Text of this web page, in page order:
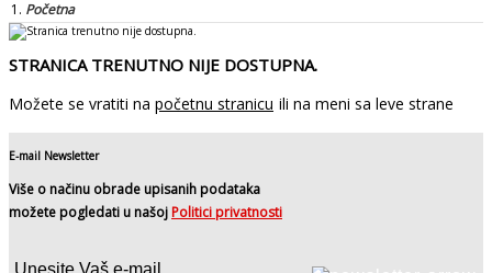
Početna
STRANICA TRENUTNO NIJE DOSTUPNA.
Možete se vratiti na početnu stranicu ili na meni sa leve strane
E-mail Newsletter
Više o načinu obrade upisanih podataka
možete pogledati u našoj Politici privatnosti